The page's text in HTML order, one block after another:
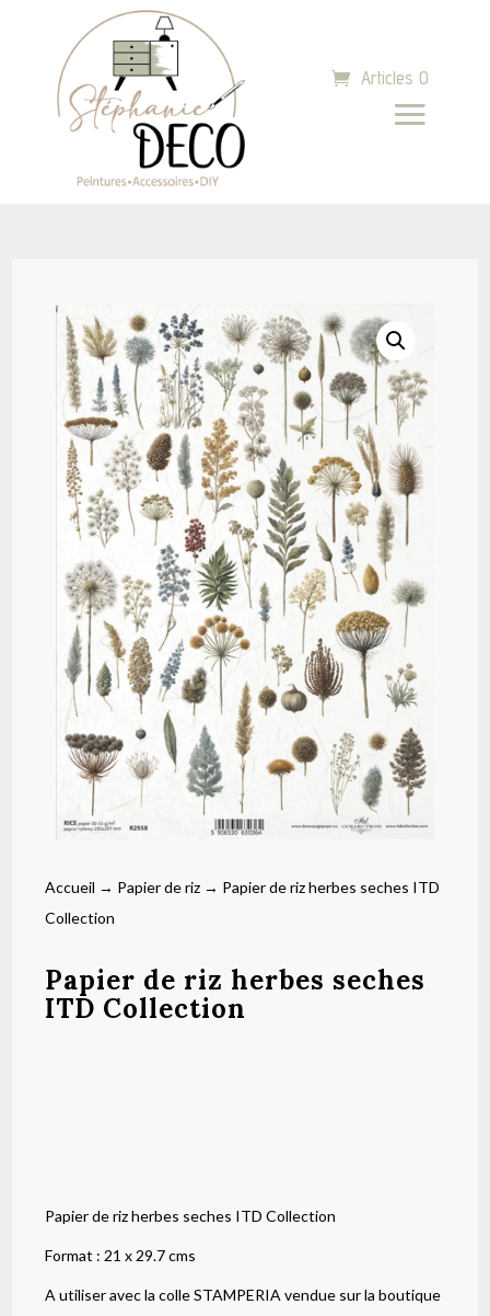
Articles 0
Accueil → Papier de riz → Papier de riz herbes seches ITD
Collection
Papier de riz herbes seches
ITD Collection
Papier de riz herbes seches ITD Collection
Format : 21 x 29.7 cms
A utiliser avec la colle STAMPERIA vendue sur la boutique